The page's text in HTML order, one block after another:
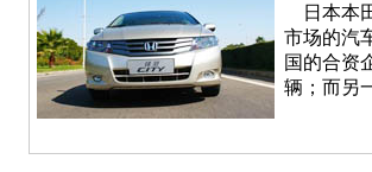
日本本
市场的汽
国的合资
辆；而另